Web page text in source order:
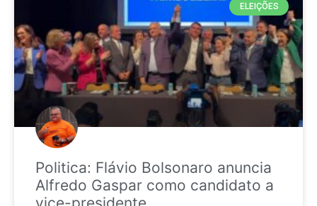
ELEIÇÕES
Politica: Flávio Bolsonaro anuncia
Alfredo Gaspar como candidato a